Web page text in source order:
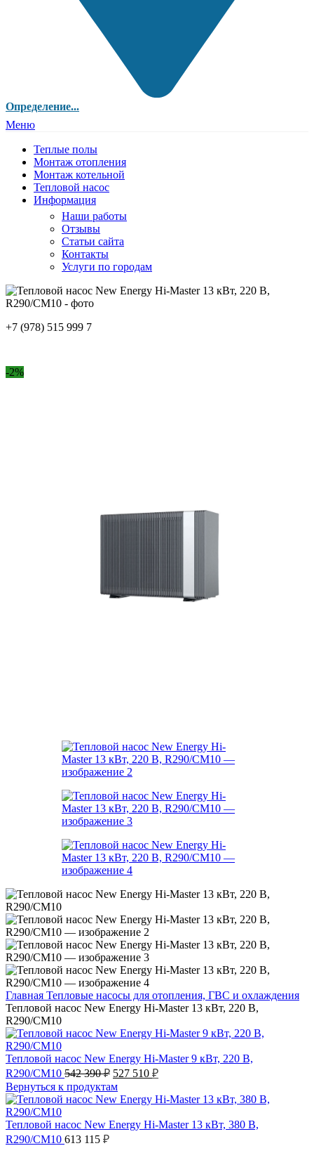
Определение...
Меню
Теплые полы
Монтаж отопления
Монтаж котельной
Тепловой насос
Информация
Наши работы
Отзывы
Статьи сайта
Контакты
Услуги по городам
+7 (978) 515 999 7
-2%
Главная Тепловые насосы для отопления, ГВС и охлаждения
Тепловой насос New Energy Hi-Master 13 кВт, 220 В,
R290/CM10
Тепловой насос New Energy Hi-Master 9 кВт, 220 В,
R290/CM10 542 390₽ Первоначальная
цена
составляла
542
390 ₽.
527 510 ₽Текущая
527
Вернуться к продуктам
Тепловой насос New Energy Hi-Master 13 кВт, 380 В,
R290/CM10 613 115 ₽